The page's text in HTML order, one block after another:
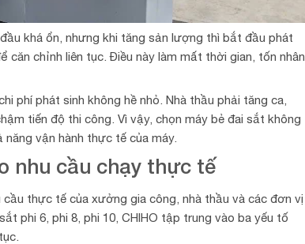
khá ổn, nhưng khi tăng sản lượng thì bắt đầu phát
căn chỉnh liên tục. Điều này làm mất thời gian, tốn nhân
phí phát sinh không hề nhỏ. Nhà thầu phải tăng ca,
tiến độ thi công. Vì vậy, chọn máy bẻ đai sắt không
vận hành thực tế của máy.
nhu cầu chạy thực tế
thực tế của xưởng gia công, nhà thầu và các đơn vị
phi 6, phi 8, phi 10, CHIHO tập trung vào ba yếu tố